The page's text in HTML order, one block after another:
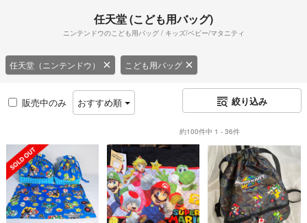
任天堂 (こども用バッグ)
ニンテンドウのこども用バッグ / キッズ/ベビー/マタニティ
任天堂（ニンテンドウ） こども用バッグ
販売中のみ おすすめ順 絞り込み
約100件中 1 - 36件